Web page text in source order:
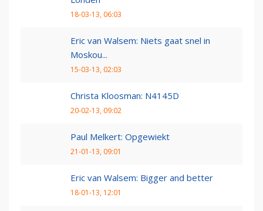
18-03-13, 06:03
Eric van Walsem: Niets gaat snel in
Moskou...
15-03-13, 02:03
Christa Kloosman: N4145D
20-02-13, 09:02
Paul Melkert: Opgewiekt
21-01-13, 09:01
Eric van Walsem: Bigger and better
18-01-13, 12:01